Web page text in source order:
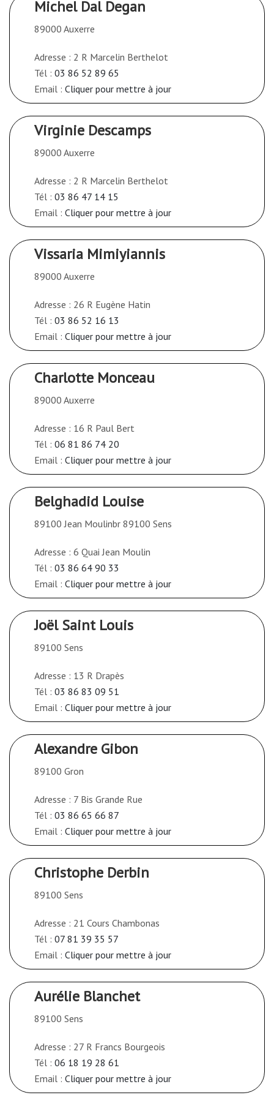
Michel Dal Degan
89000 Auxerre
Adresse : 2 R Marcelin Berthelot
Tél : 03 86 52 89 65
Email : Cliquer pour mettre à jour
Virginie Descamps
89000 Auxerre
Adresse : 2 R Marcelin Berthelot
Tél : 03 86 47 14 15
Email : Cliquer pour mettre à jour
Vissaria Mimiyiannis
89000 Auxerre
Adresse : 26 R Eugène Hatin
Tél : 03 86 52 16 13
Email : Cliquer pour mettre à jour
Charlotte Monceau
89000 Auxerre
Adresse : 16 R Paul Bert
Tél : 06 81 86 74 20
Email : Cliquer pour mettre à jour
Belghadid Louise
89100 Jean Moulinbr 89100 Sens
Adresse : 6 Quai Jean Moulin
Tél : 03 86 64 90 33
Email : Cliquer pour mettre à jour
Joël Saint Louis
89100 Sens
Adresse : 13 R Drapès
Tél : 03 86 83 09 51
Email : Cliquer pour mettre à jour
Alexandre Gibon
89100 Gron
Adresse : 7 Bis Grande Rue
Tél : 03 86 65 66 87
Email : Cliquer pour mettre à jour
Christophe Derbin
89100 Sens
Adresse : 21 Cours Chambonas
Tél : 07 81 39 35 57
Email : Cliquer pour mettre à jour
Aurélie Blanchet
89100 Sens
Adresse : 27 R Francs Bourgeois
Tél : 06 18 19 28 61
Email : Cliquer pour mettre à jour